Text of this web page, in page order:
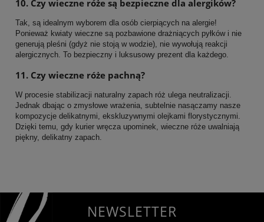
10. Czy wieczne róże są bezpieczne dla alergików?
Tak, są idealnym wyborem dla osób cierpiących na alergie!
Ponieważ kwiaty wieczne są pozbawione drażniących pyłków i nie
generują pleśni (gdyż nie stoją w wodzie), nie wywołują reakcji
alergicznych. To bezpieczny i luksusowy prezent dla każdego.
11. Czy wieczne róże pachną?
W procesie stabilizacji naturalny zapach róż ulega neutralizacji.
Jednak dbając o zmysłowe wrażenia, subtelnie nasączamy nasze
kompozycje delikatnymi, ekskluzywnymi olejkami florystycznymi.
Dzięki temu, gdy kurier wręcza upominek, wieczne róże uwalniają
piękny, delikatny zapach.
NEWSLETTER